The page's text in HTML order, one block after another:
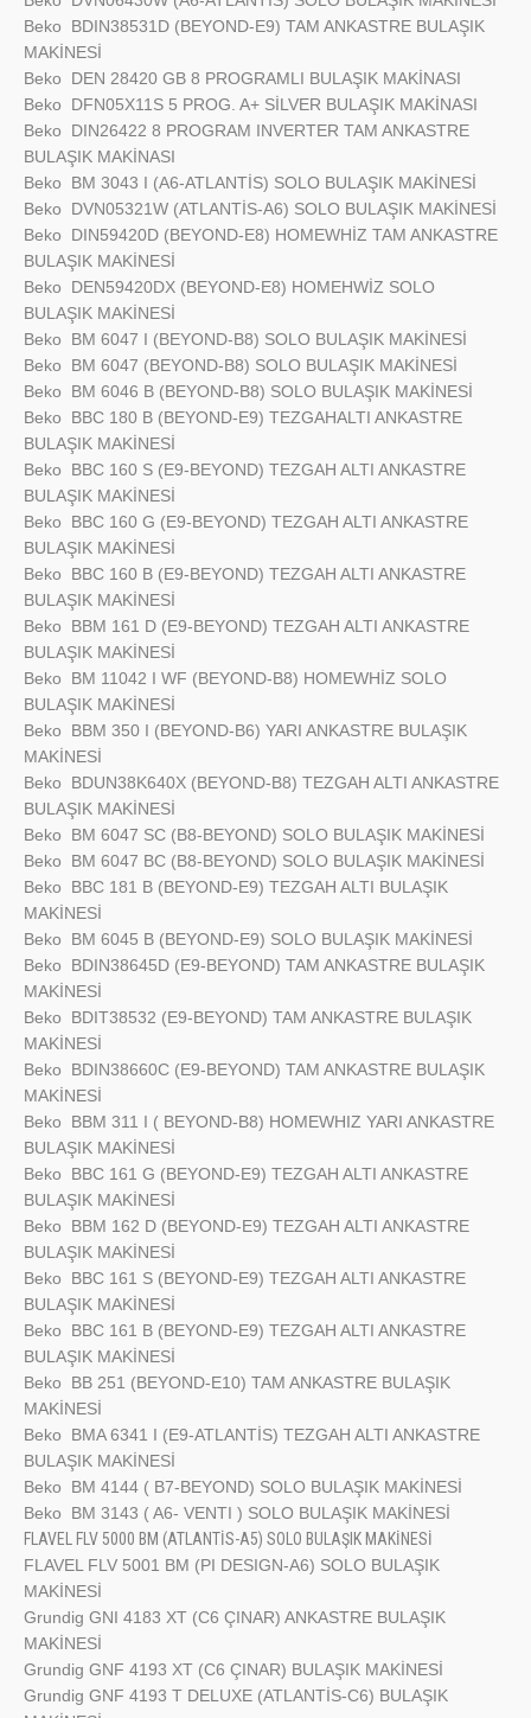
Beko
BDIN38531D (BEYOND-E9) TAM ANKASTRE BULAŞIK
MAKİNESİ
Beko
DEN 28420 GB 8 PROGRAMLI BULAŞIK MAKİNASI
Beko
DFN05X11S 5 PROG. A+ SİLVER BULAŞIK MAKİNASI
Beko
DIN26422 8 PROGRAM INVERTER TAM ANKASTRE
BULAŞIK MAKİNASI
Beko
BM 3043 I (A6-ATLANTİS) SOLO BULAŞIK MAKİNESİ
Beko
DVN05321W (ATLANTİS-A6) SOLO BULAŞIK MAKİNESİ
Beko
DIN59420D (BEYOND-E8) HOMEWHİZ TAM ANKASTRE
BULAŞIK MAKİNESİ
Beko
DEN59420DX (BEYOND-E8) HOMEHWİZ SOLO
BULAŞIK MAKİNESİ
Beko
BM 6047 I (BEYOND-B8) SOLO BULAŞIK MAKİNESİ
Beko
BM 6047 (BEYOND-B8) SOLO BULAŞIK MAKİNESİ
Beko
BM 6046 B (BEYOND-B8) SOLO BULAŞIK MAKİNESİ
Beko
BBC 180 B (BEYOND-E9) TEZGAHALTI ANKASTRE
BULAŞIK MAKİNESİ
Beko
BBC 160 S (E9-BEYOND) TEZGAH ALTI ANKASTRE
BULAŞIK MAKİNESİ
Beko
BBC 160 G (E9-BEYOND) TEZGAH ALTI ANKASTRE
BULAŞIK MAKİNESİ
Beko
BBC 160 B (E9-BEYOND) TEZGAH ALTI ANKASTRE
BULAŞIK MAKİNESİ
Beko
BBM 161 D (E9-BEYOND) TEZGAH ALTI ANKASTRE
BULAŞIK MAKİNESİ
Beko
BM 11042 I WF (BEYOND-B8) HOMEWHİZ SOLO
BULAŞIK MAKİNESİ
Beko
BBM 350 I (BEYOND-B6) YARI ANKASTRE BULAŞIK
MAKİNESİ
Beko
BDUN38K640X (BEYOND-B8) TEZGAH ALTI ANKASTRE
BULAŞIK MAKİNESİ
Beko
BM 6047 SC (B8-BEYOND) SOLO BULAŞIK MAKİNESİ
Beko
BM 6047 BC (B8-BEYOND) SOLO BULAŞIK MAKİNESİ
Beko
BBC 181 B (BEYOND-E9) TEZGAH ALTI BULAŞIK
MAKİNESİ
Beko
BM 6045 B (BEYOND-E9) SOLO BULAŞIK MAKİNESİ
Beko
BDIN38645D (E9-BEYOND) TAM ANKASTRE BULAŞIK
MAKİNESİ
Beko
BDIT38532 (E9-BEYOND) TAM ANKASTRE BULAŞIK
MAKİNESİ
Beko
BDIN38660C (E9-BEYOND) TAM ANKASTRE BULAŞIK
MAKİNESİ
Beko
BBM 311 I ( BEYOND-B8) HOMEWHIZ YARI ANKASTRE
BULAŞIK MAKİNESİ
Beko
BBC 161 G (BEYOND-E9) TEZGAH ALTI ANKASTRE
BULAŞIK MAKİNESİ
Beko
BBM 162 D (BEYOND-E9) TEZGAH ALTI ANKASTRE
BULAŞIK MAKİNESİ
Beko
BBC 161 S (BEYOND-E9) TEZGAH ALTI ANKASTRE
BULAŞIK MAKİNESİ
Beko
BBC 161 B (BEYOND-E9) TEZGAH ALTI ANKASTRE
BULAŞIK MAKİNESİ
Beko
BB 251 (BEYOND-E10) TAM ANKASTRE BULAŞIK
MAKİNESİ
Beko
BMA 6341 I (E9-ATLANTİS) TEZGAH ALTI ANKASTRE
BULAŞIK MAKİNESİ
Beko
BM 4144 ( B7-BEYOND) SOLO BULAŞIK MAKİNESİ
Beko
BM 3143 ( A6- VENTI ) SOLO BULAŞIK MAKİNESİ
FLAVEL
FLV 5000 BM (ATLANTİS-A5) SOLO BULAŞIK MAKİNESİ
FLAVEL FLV 5001 BM (PI DESIGN-A6) SOLO BULAŞIK
MAKİNESİ
Grundig GNI 4183 XT (C6 ÇINAR) ANKASTRE BULAŞIK
MAKİNESİ
Grundig GNF 4193 XT (C6 ÇINAR) BULAŞIK MAKİNESİ
Grundig GNF 4193 T DELUXE (ATLANTİS-C6) BULAŞIK